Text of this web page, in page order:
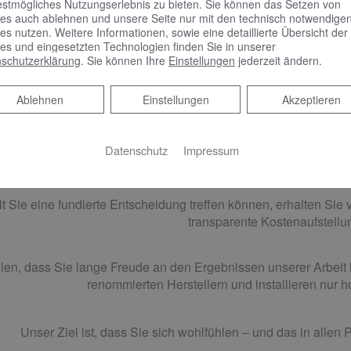
für Ihr Projekt ­­­­– ob Bad,
Wir machen Ihr Projekt zu unserem – von der ersten
dass Ihre Lösung genau zu Ihren Wünschen passt.
umfassend und individuell.
Sie eine fundierte Entscheidung treffen können, erhalten Sie
transparente
dass Sie lange Freude an den Ergebnissen unserer Arbeit
renommierten Herstellern und installieren nur
Unser Ziel ist, dass Sie sich wohlfühlen – und das in allen
Nutzungserlebnis zu bieten. Sie können das Setzen von
auch ablehnen und unsere Seite nur mit den technisch notwendigen
nutzen. Weitere Informationen, sowie eine detaillierte Übersicht der
und eingesetzten Technologien finden Sie in unserer
. Sie können Ihre Einstellungen jederzeit ändern.
Akzeptieren
Einstellungen
Ablehnen
Ablehnen
Datenschutz Impressum